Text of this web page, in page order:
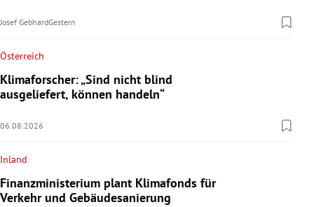
Josef GebhardGestern
Österreich
Klimaforscher: „Sind nicht blind
ausgeliefert, können handeln“
06.08.2026
Inland
Finanzministerium plant Klimafonds für
Verkehr und Gebäudesanierung